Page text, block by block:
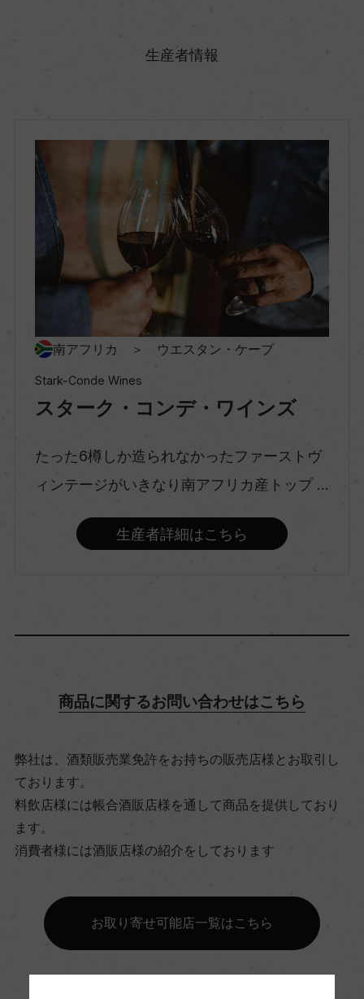
地区名
コースタル・リージョン
種類
スティルワイン
フルボディ
カベルネ・ソーヴィニヨン 85%/プティ・ヴェルド
飲み頃温度
ビオ情報・認証機関
サステナブル農法, South African Wine and Spirits
Board
コンクール入賞歴
生産者情報
南アフリカ ＞ ウエスタン・ケープ
Stark-Conde Wines
スターク・コンデ・ワインズ
たった6樽しか造られなかったファーストヴ
ィンテージがいきなり南アフリカ産トップ ...
生産者詳細はこちら
商品に関するお問い合わせはこちら
弊社は、酒類販売業免許をお持ちの販売店様とお取引し
ております。
料飲店様には帳合酒販店様を通して商品を提供しており
ます。
消費者様には酒販店様の紹介をしております
お取り寄せ可能店一覧はこちら